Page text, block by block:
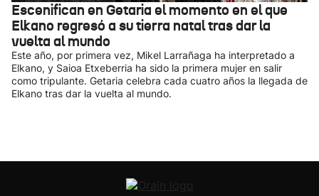
Escenifican en Getaria el momento en el que
Elkano regresó a su tierra natal tras dar la
vuelta al mundo
Este año, por primera vez, Mikel Larrañaga ha interpretado a
Elkano, y Saioa Etxeberria ha sido la primera mujer en salir
como tripulante. Getaria celebra cada cuatro años la llegada de
Elkano tras dar la vuelta al mundo.